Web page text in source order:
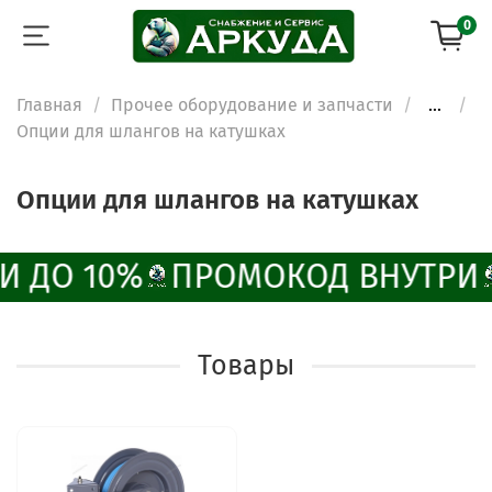
0
Главная Прочее оборудование и запчасти
...
Опции для шлангов на катушках
Опции для шлангов на катушках
ДО 10% ПРОМОКОД ВНУТРИ
Товары